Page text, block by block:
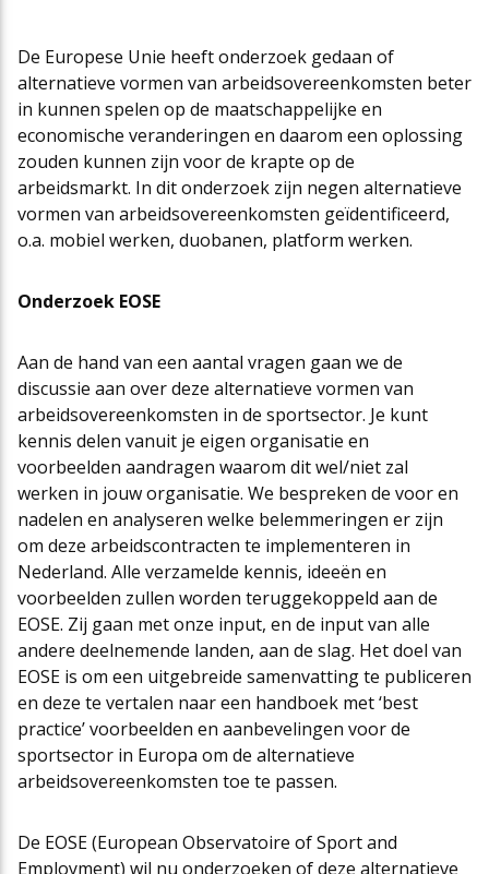
De Europese Unie heeft onderzoek gedaan of
alternatieve vormen van arbeidsovereenkomsten beter
in kunnen spelen op de maatschappelijke en
economische veranderingen en daarom een oplossing
zouden kunnen zijn voor de krapte op de
arbeidsmarkt. In dit onderzoek zijn negen alternatieve
vormen van arbeidsovereenkomsten geïdentificeerd,
o.a. mobiel werken, duobanen, platform werken.
Onderzoek EOSE
Aan de hand van een aantal vragen gaan we de
discussie aan over deze alternatieve vormen van
arbeidsovereenkomsten in de sportsector. Je kunt
kennis delen vanuit je eigen organisatie en
voorbeelden aandragen waarom dit wel/niet zal
werken in jouw organisatie. We bespreken de voor en
nadelen en analyseren welke belemmeringen er zijn
om deze arbeidscontracten te implementeren in
Nederland. Alle verzamelde kennis, ideeën en
voorbeelden zullen worden teruggekoppeld aan de
EOSE. Zij gaan met onze input, en de input van alle
andere deelnemende landen, aan de slag. Het doel van
EOSE is om een uitgebreide samenvatting te publiceren
en deze te vertalen naar een handboek met ‘best
practice’ voorbeelden en aanbevelingen voor de
sportsector in Europa om de alternatieve
arbeidsovereenkomsten toe te passen.
De EOSE (European Observatoire of Sport and
Employment) wil nu onderzoeken of deze alternatieve
Updates CAO Sport 2026-2027
FAQ
Strategisch en Wendbaar Leiderschap in de Sport
Governance in de Sport
Thema’s
Het nieuwe pensioenstelsel
Raad van Toezicht
Vacatures
Agenda
Contact